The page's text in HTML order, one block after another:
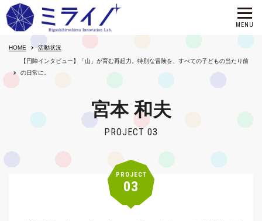
HOME 活動状況
【円陣インタビュー】「山」が育む再起力。特別な冒険を、すべての子どもの当たり前
の日常に。
宮本 和夫
PROJECT 03
PROJECT
03